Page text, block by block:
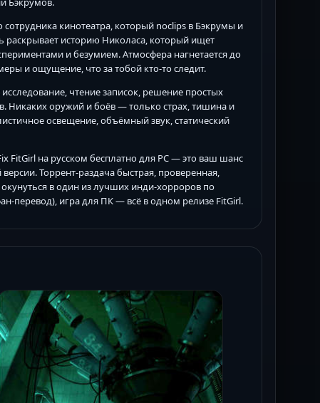
кинотеатра, который noclips в Бэкрумы и
раскрывает историю Николаса, который ищет
и безумием. Атмосфера нагнетается до
и ощущение, что за тобой кто-то следит.
чтение записок, решение простых
Никаких оружий и боёв — только страх, тишина и
освещение, объёмный звук, статический
FitGirl на русском бесплатно для PC — это ваш шанс
Торрент-раздача быстрая, проверенная,
в один из лучших инди-хорроров по
перевод), игра для ПК — всё в одном релизе FitGirl.